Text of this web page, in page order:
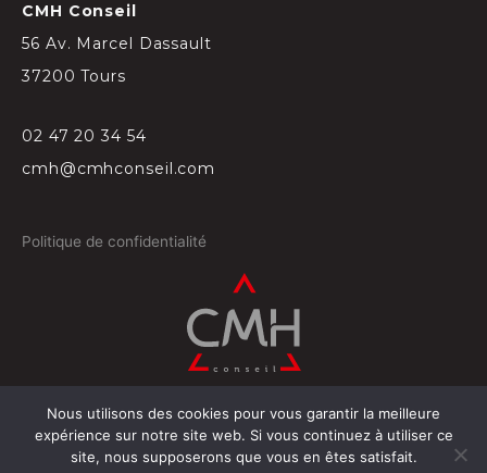
CMH Conseil
56 Av. Marcel Dassault
37200 Tours
02 47 20 34 54
cmh@cmhconseil.com
Politique de confidentialité
© 2026 Conçu par Projectil-Sogepress à Tours
Nous utilisons des cookies pour vous garantir la meilleure
expérience sur notre site web. Si vous continuez à utiliser ce
site, nous supposerons que vous en êtes satisfait.